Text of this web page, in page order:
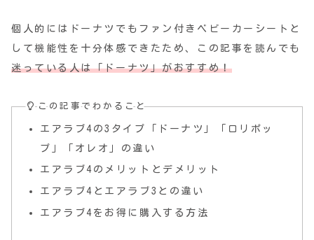
個人的にはドーナツでもファン付きベビーカーシートと
して機能性を十分体感できたため、この記事を読んでも
迷っている人は「ドーナツ」がおすすめ！
この記事でわかること
エアラブ4の3タイプ「ドーナツ」「ロリポッ
プ」「オレオ」の違い
エアラブ4のメリットとデメリット
エアラブ4とエアラブ3との違い
エアラブ4をお得に購入する方法